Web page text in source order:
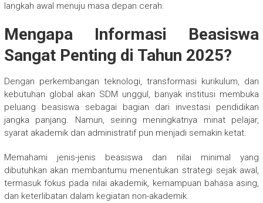
langkah awal menuju masa depan cerah.
Mengapa Informasi Beasiswa
Sangat Penting di Tahun 2025?
Dengan perkembangan teknologi, transformasi kurikulum, dan
kebutuhan global akan SDM unggul, banyak institusi membuka
peluang beasiswa sebagai bagian dari investasi pendidikan
jangka panjang. Namun, seiring meningkatnya minat pelajar,
syarat akademik dan administratif pun menjadi semakin ketat.
Memahami jenis-jenis beasiswa dan nilai minimal yang
dibutuhkan akan membantumu menentukan strategi sejak awal,
termasuk fokus pada nilai akademik, kemampuan bahasa asing,
dan keterlibatan dalam kegiatan non-akademik.